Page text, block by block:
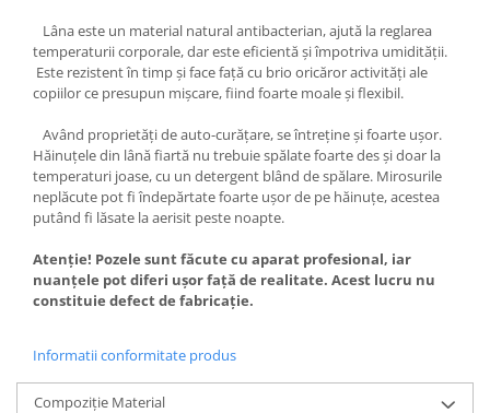
Lâna este un material natural antibacterian, ajută la reglarea
temperaturii corporale, dar este eficientă și împotriva umidității.
Este rezistent în timp și face față cu brio oricăror activități ale
copiilor ce presupun mișcare, fiind foarte moale și flexibil.
Având proprietăți de auto-curățare, se întreține și foarte ușor.
Hăinuțele din lână fiartă nu trebuie spălate foarte des și doar la
temperaturi joase, cu un detergent blând de spălare. Mirosurile
neplăcute pot fi îndepărtate foarte ușor de pe hăinuțe, acestea
putând fi lăsate la aerisit peste noapte.
Atenție! Pozele sunt făcute cu aparat profesional, iar
nuanțele pot diferi ușor față de realitate. Acest lucru nu
constituie defect de fabricație.
Informatii conformitate produs
Compoziție Material